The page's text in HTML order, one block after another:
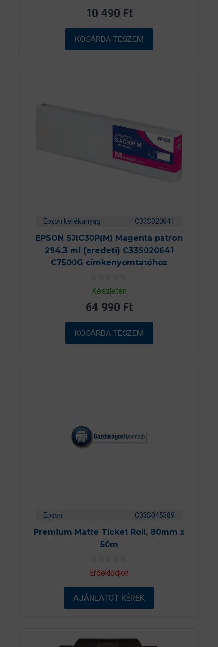
5
b
ő
l
10 490 Ft
KOSÁRBA TESZEM
Epson kellékanyag C33S020641
EPSON SJIC30P(M) Magenta patron
294.3 ml (eredeti) C33S020641
C7500G címkenyomtatóhoz
0
a
5
b
ő
l
Készleten
64 990 Ft
KOSÁRBA TESZEM
Epson C33S045389
Premium Matte Ticket Roll, 80mm x
50m
0
a
-
ő
Érdeklődjön
AJÁNLATOT KÉREK